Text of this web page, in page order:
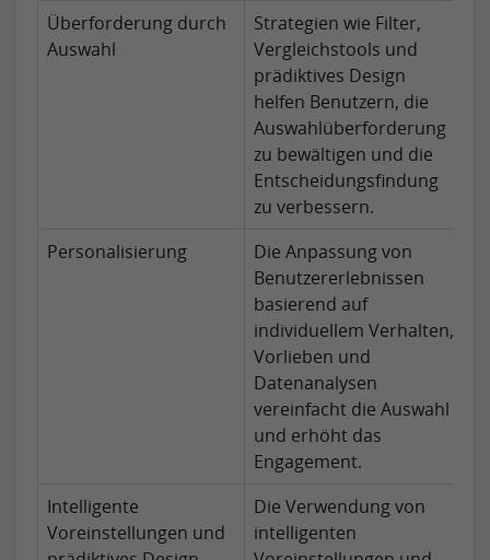
Überforderung durch
Auswahl
Strategien wie Filter,
Vergleichstools und
prädiktives Design
helfen Benutzern, die
Auswahlüberforderung
zu bewältigen und die
Entscheidungsfindung
zu verbessern.
Personalisierung
Die Anpassung von
Benutzererlebnissen
basierend auf
individuellem Verhalten,
Vorlieben und
Datenanalysen
vereinfacht die Auswahl
und erhöht das
Engagement.
Intelligente
Voreinstellungen und
Die Verwendung von
intelligenten